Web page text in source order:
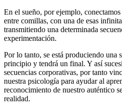
En el sueño, por ejemplo,
entre comillas, con una de esas
transmitiendo una determinada
experimentación.
Por lo tanto, se está produciendo una
principio y tendrá un final. Y así
secuencias corporativas, por tanto
nuestra psicología para ayudar al
reconocimiento de nuestro auténtico
realidad.